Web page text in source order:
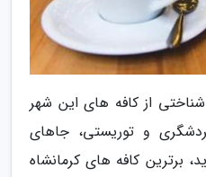
از کافه های این شهر
و توریستی، جاهای
برترین کافه های کرمانشاه